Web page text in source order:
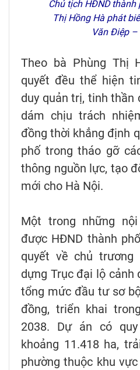
Chủ tịch HĐND thành
Thị Hồng Hà phát
Văn Điệp –
Theo bà Phùng Thị
quyết đều thể hiện
duy quản trị, tinh thần
dám chịu trách
đồng thời khẳng định
phố trong tháo gỡ
thông nguồn lực, tạo
mới cho Hà Nội.
Một trong những
được HĐND thành
quyết về chủ
dựng Trục đại lộ cảnh
tổng mức đầu tư sơ
đồng, triển khai
2038. Dự án có
khoảng 11.418 ha,
phường thuộc khu